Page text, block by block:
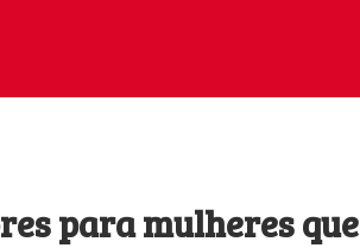
para mulheres que